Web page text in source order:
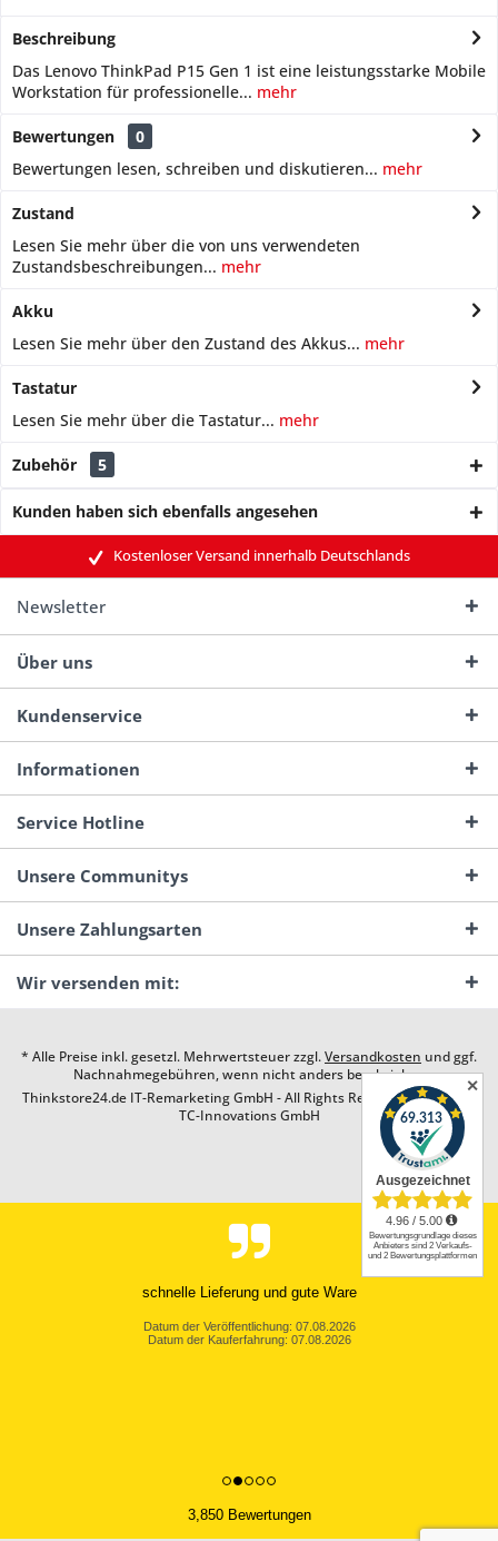
Beschreibung
Das Lenovo ThinkPad P15 Gen 1 ist eine leistungsstarke Mobile
Workstation für professionelle... mehr
Bewertungen
0
Bewertungen lesen, schreiben und diskutieren... mehr
Zustand
Lesen Sie mehr über die von uns verwendeten
Zustandsbeschreibungen... mehr
Akku
Lesen Sie mehr über den Zustand des Akkus... mehr
Tastatur
Lesen Sie mehr über die Tastatur... mehr
Zubehör 5
Kunden haben sich ebenfalls angesehen
Kostenloser Versand innerhalb Deutschlands
Newsletter
Über uns
Kundenservice
Informationen
Service Hotline
Unsere Communitys
Unsere Zahlungsarten
Wir versenden mit:
* Alle Preise inkl. gesetzl. Mehrwertsteuer zzgl.Versandkosten und ggf.
Nachnahmegebühren, wenn nicht anders beschrieben
Thinkstore24.de IT-Remarketing GmbH - All Rights Reserved. Design by
TC-Innovations GmbH
schnelle Lieferung und gute Ware
Datum der Veröffentlichung: 07.08.2026
Datum der Kauferfahrung: 07.08.2026
3,850 Bewertungen
✕